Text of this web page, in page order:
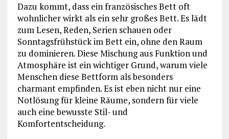
Dazu kommt, dass ein französisches Bett oft
wohnlicher wirkt als ein sehr großes Bett. Es lädt
zum Lesen, Reden, Serien schauen oder
Sonntagsfrühstück im Bett ein, ohne den Raum
zu dominieren. Diese Mischung aus Funktion und
Atmosphäre ist ein wichtiger Grund, warum viele
Menschen diese Bettform als besonders
charmant empfinden. Es ist eben nicht nur eine
Notlösung für kleine Räume, sondern für viele
auch eine bewusste Stil- und
Komfortentscheidung.